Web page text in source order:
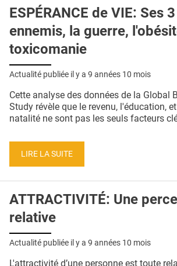
ESPÉRANCE de VIE: Ses
ennemis, la guerre,
toxicomanie
Actualité publiée il y a 9 années 10 mois
Cette analyse des données de la Global
Study révèle que le revenu, l'éducation,
natalité ne sont pas les seuls facteurs
LIRE LA SUITE
ATTRACTIVITÉ: Une
relative
Actualité publiée il y a 9 années 10 mois
L'attractivité d’une personne est toute